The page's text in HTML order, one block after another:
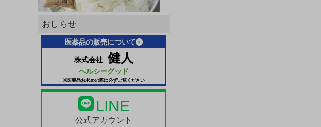
おしらせ
医薬品の販売について
株式会社 健人
ヘルシーグッド
※医薬品お求めの際は必ずご覧ください
LINE
公式アカウント